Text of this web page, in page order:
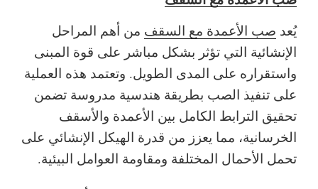
يُعد صب الأعمدة مع السقف من أهم المراحل
الإنشائية التي تؤثر بشكل مباشر على قوة المبنى
واستقراره على المدى الطويل. وتعتمد هذه العملية
على تنفيذ الصب بطريقة هندسية مدروسة تضمن
تحقيق الترابط الكامل بين الأعمدة والأسقف
الخرسانية، مما يعزز من قدرة الهيكل الإنشائي على
تحمل الأحمال المختلفة ومقاومة العوامل البيئية.